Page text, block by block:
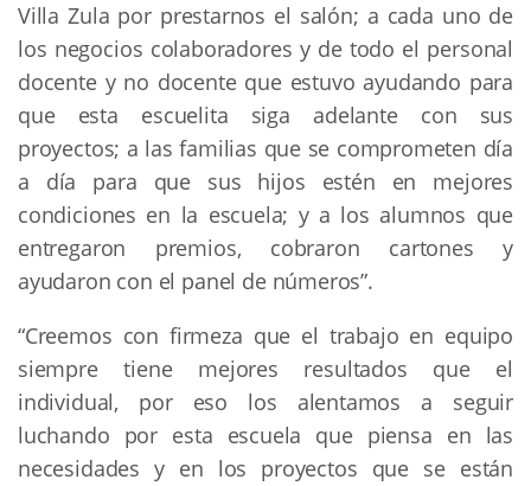
Villa Zula por prestarnos el salón; a cada uno de
los negocios colaboradores y de todo el personal
docente y no docente que estuvo ayudando para
que esta escuelita siga adelante con sus
proyectos; a las familias que se comprometen día
a día para que sus hijos estén en mejores
condiciones en la escuela; y a los alumnos que
entregaron premios, cobraron cartones y
ayudaron con el panel de números”.
“Creemos con firmeza que el trabajo en equipo
siempre tiene mejores resultados que el
individual, por eso los alentamos a seguir
luchando por esta escuela que piensa en las
necesidades y en los proyectos que se están